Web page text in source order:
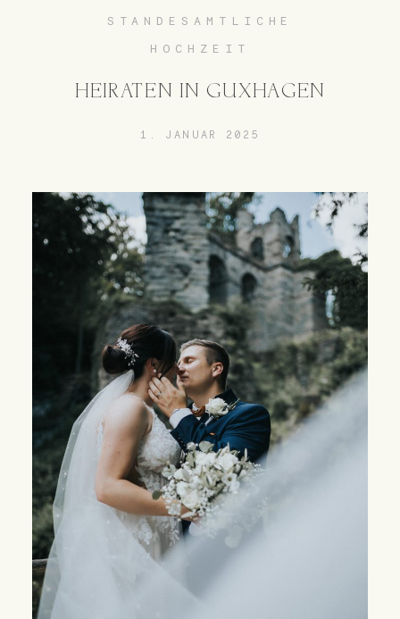
STANDESAMTLICHE
HOCHZEIT
HEIRATEN IN GUXHAGEN
1. JANUAR 2025